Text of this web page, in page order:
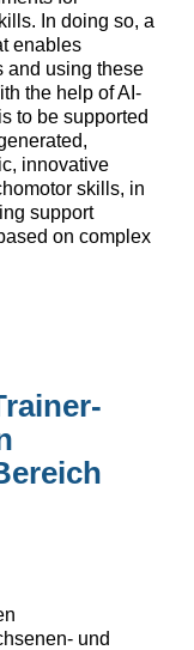
In doing so, a
enables
and using these
the help of AI-
to be supported
innovative
skills, in
support
on complex
und